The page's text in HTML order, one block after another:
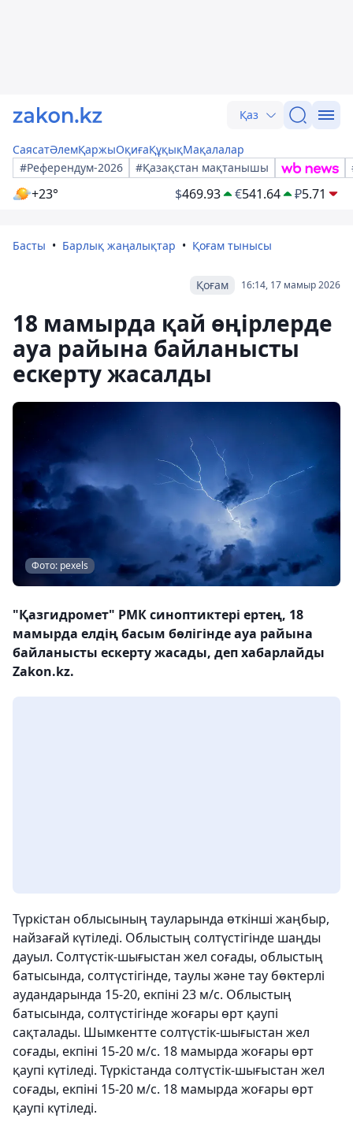
Қаз
СаясатӘлемҚаржыОқиғаҚұқықМақалалар
#Референдум-2026
#Қазақстан мақтанышы
+23° $469.93 €541.64 ₽5.71
Басты Барлық жаңалықтар Қоғам тынысы
16:14, 17 мамыр 2026
Қоғам
18 мамырда қай өңірлерде
ауа райына байланысты
ескерту жасалды
Фото: pexels
"Қазгидромет" РМК синоптиктері ертең, 18
мамырда елдің басым бөлігінде ауа райына
байланысты ескерту жасады, деп хабарлайды
Zakon.kz.
Түркістан облысының тауларында өткінші жаңбыр,
найзағай күтіледі. Облыстың солтүстігінде шаңды
дауыл. Солтүстік-шығыстан жел соғады, облыстың
батысында, солтүстігінде, таулы және тау бөктерлі
аудандарында 15-20, екпіні 23 м/с. Облыстың
батысында, солтүстігінде жоғары өрт қаупі
сақталады. Шымкентте солтүстік-шығыстан жел
соғады, екпіні 15-20 м/с. 18 мамырда жоғары өрт
қаупі күтіледі. Түркістанда солтүстік-шығыстан жел
соғады, екпіні 15-20 м/с. 18 мамырда жоғары өрт
қаупі күтіледі.